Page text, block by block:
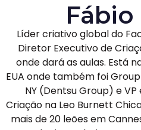
Fábio
Líder criativo global do
Diretor Executivo de
onde dará as aulas. Está
EUA onde também foi
NY (Dentsu Group) e
Criação na Leo Burnett
mais de 20 leões em